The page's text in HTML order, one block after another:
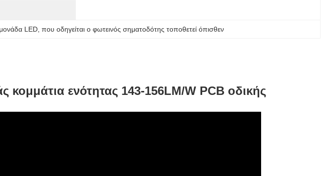
LED, που οδηγείται ο φωτεινός σηματοδότης τοποθετεί όπισθεν
κομμάτια ενότητας 143-156LM/W PCB οδικής